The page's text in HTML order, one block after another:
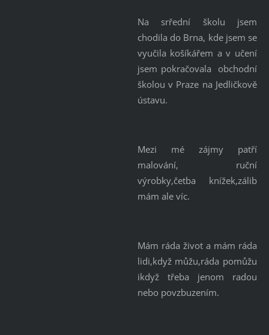
Na srřední školu jsem
chodila do Brna, kde jsem se
vyučila košíkářem a v učení
jsem pokračovala obchodní
školou v Praze na Jedličkově
ústavu.
Mezi mé zájmy patří
malování, ruční
výrobky,četba knížek,zálib
mám ale víc.
Mám ráda život a mám ráda
lidi,když můžu,ráda pomůžu
ikdyž třeba jenom radou
nebo povzbuzením.